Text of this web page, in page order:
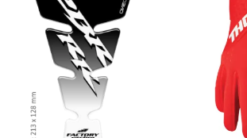
продукт Сравни продукт